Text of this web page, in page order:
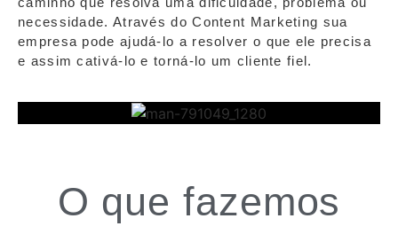
necessidade. Através do Content Marketing sua
empresa pode ajudá-lo a resolver o que ele precisa
e assim cativá-lo e torná-lo um cliente fiel.
O que fazemos